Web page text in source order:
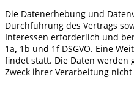
Die Datenerhebung und
Durchführung des Vertrags
Interessen erforderlich und
1a, 1b und 1f DSGVO. Eine
findet statt. Die Daten werden
Zweck ihrer Verarbeitung